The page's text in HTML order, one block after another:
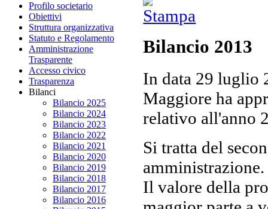
Bilancio 2013
In data 29 luglio
Maggiore ha
relativo all'anno
Si tratta del
amministrazione.
Il valore della
Profilo societario
Obiettivi
Struttura organizzativa
Statuto e Regolamento
Amministrazione
Trasparente
Accesso civico
Trasparenza
Bilanci
Bilancio 2025
Bilancio 2024
Bilancio 2023
Bilancio 2022
Bilancio 2021
Bilancio 2020
Bilancio 2019
Bilancio 2018
Bilancio 2017
Bilancio 2016